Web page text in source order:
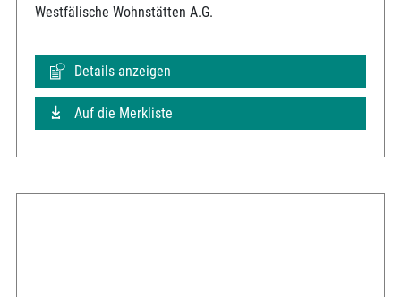
Westfälische Wohnstätten A.G.
Details anzeigen
Auf die Merkliste